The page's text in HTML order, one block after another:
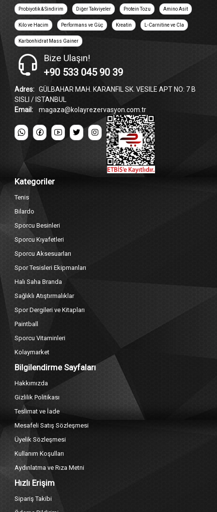
Probiyotik & Sindirim Diğer Takviyeler Protein Tozu Amino Asit
Kilo ve Hacim Performans ve Güç Kreatin L-Carnitine ve Cla
Karbonhidrat Mass Gainer
Bize Ulaşın!
+90 533 045 90 39
Adres: GÜLBAHAR MAH. KARANFIL SK. VESILE APT NO: 7 B
SISLI / ISTANBUL
Email:
magaza@kolayrezervasyon.com.tr
Kategoriler
Tenis
Bilardo
Sporcu Besinleri
Sporcu Kıyafetleri
Sporcu Aksesuarları
Spor Tesisleri Ekipmanları
Halı Saha Branda
Sağlıklı Atıştırmalıklar
Spor Dergileri ve Kitapları
Paintball
Sporcu Vitaminleri
Kolaymarket
Bilgilendirme Sayfaları
Hakkımızda
Gizlilik Politikası
Teslimat ve İade
Mesafeli Satış Sözleşmesi
Üyelik Sözleşmesi
Kullanım Koşulları
Aydınlatma ve Rıza Metni
Hızlı Erişim
Sipariş Takibi